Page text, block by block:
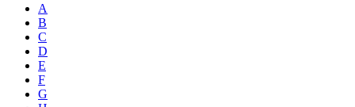
A
B
C
D
E
F
G